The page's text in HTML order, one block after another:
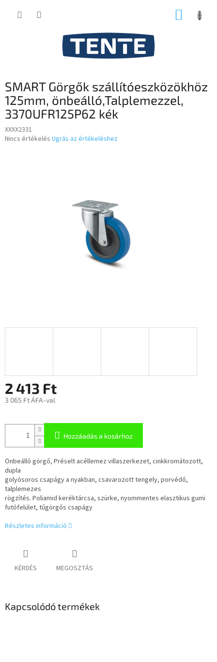
KOSÁR
SMART Görgők szállítóeszközökhöz
125mm, önbeálló,Talplemezzel,
3370UFR125P62 kék
XXXX2331
A
Nincs értékelés Ugrás az értékeléshez
2 413 Ft
3 065 Ft ÁFA-val
Hozzáadás a kosárhoz
Önbeálló görgő, Préselt acéllemez villaszerkezet, cinkkromátozott,
dupla
golyósoros csapágy a nyakban, csavarozott tengely, porvédő,
talplemezes
rögzítés. Poliamid keréktárcsa, szürke, nyommentes elasztikus gumi
futófelület, tűgörgős csapágy
Részletes információ
KÉRDÉS MEGOSZTÁS
Kapcsolódó termékek